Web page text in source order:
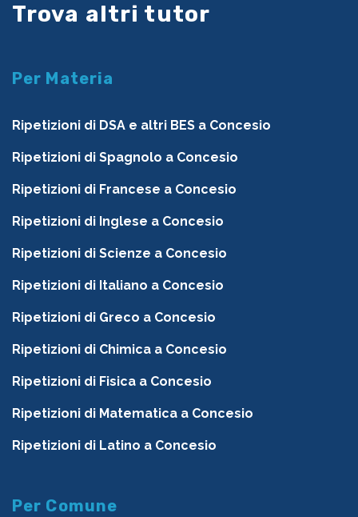
Trova altri tutor
Per Materia
Ripetizioni di DSA e altri BES a Concesio
Ripetizioni di Spagnolo a Concesio
Ripetizioni di Francese a Concesio
Ripetizioni di Inglese a Concesio
Ripetizioni di Scienze a Concesio
Ripetizioni di Italiano a Concesio
Ripetizioni di Greco a Concesio
Ripetizioni di Chimica a Concesio
Ripetizioni di Fisica a Concesio
Ripetizioni di Matematica a Concesio
Ripetizioni di Latino a Concesio
Per Comune